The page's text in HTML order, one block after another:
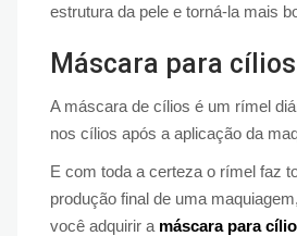
estrutura da pele e torná-la mais
Máscara para
A máscara de cílios é um rímel
nos cílios após a aplicação da
E com toda a certeza o rímel faz
produção final de uma
você adquirir a máscara para